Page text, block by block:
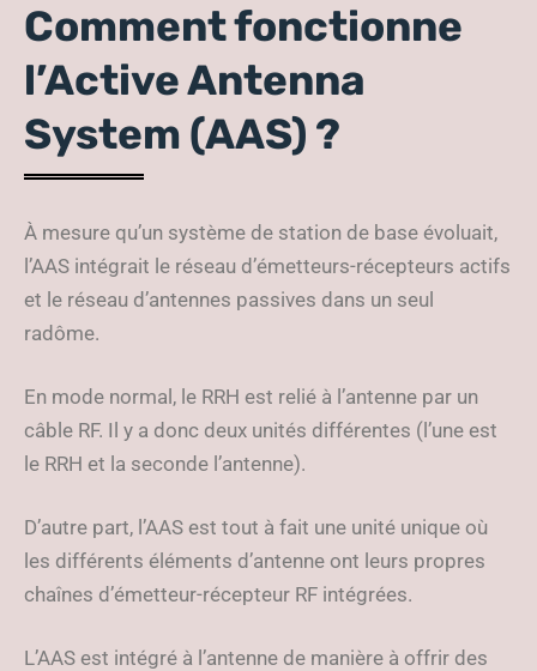
Comment fonctionne
l’Active Antenna
System (AAS) ?
À mesure qu’un système de station de base évoluait,
l’AAS intégrait le réseau d’émetteurs-récepteurs actifs
et le réseau d’antennes passives dans un seul
radôme.
En mode normal, le RRH est relié à l’antenne par un
câble RF. Il y a donc deux unités différentes (l’une est
le RRH et la seconde l’antenne).
D’autre part, l’AAS est tout à fait une unité unique où
les différents éléments d’antenne ont leurs propres
chaînes d’émetteur-récepteur RF intégrées.
L’AAS est intégré à l’antenne de manière à offrir des